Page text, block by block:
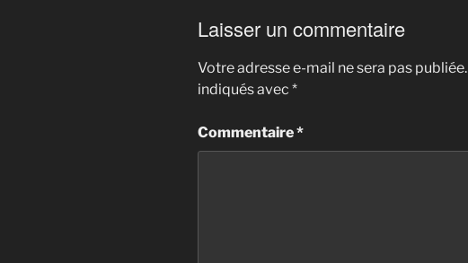
Laisser un commentaire
Votre adresse e-mail ne sera pas publiée.
indiqués avec *
Commentaire*